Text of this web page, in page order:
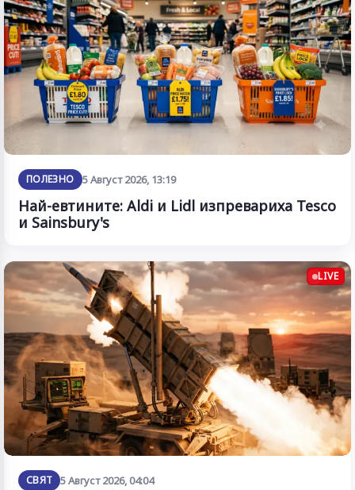
ПОЛЕЗНО 5 Август 2026, 13:19
Най-евтините: Aldi и Lidl изпревариха Tesco
и Sainsbury's
LIVE
СВЯТ 5 Август 2026, 04:04